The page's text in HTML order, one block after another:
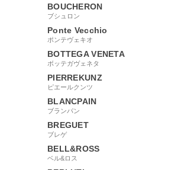
BOUCHERON
ブシュロン
Ponte Vecchio
ポンテヴェキオ
BOTTEGA VENETA
ボッテガヴェネタ
PIERREKUNZ
ピエールクンツ
BLANCPAIN
ブランパン
BREGUET
ブレゲ
BELL&ROSS
ベル&ロス